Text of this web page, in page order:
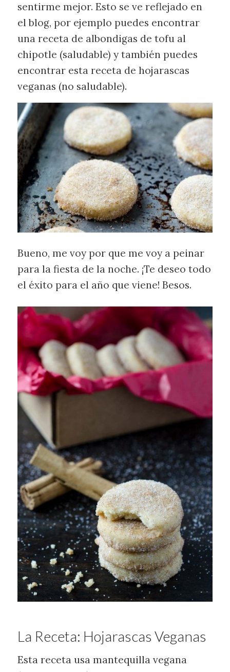
sentirme mejor. Esto se ve reflejado en
el blog, por ejemplo puedes encontrar
una receta de albondigas de tofu al
chipotle (saludable) y también puedes
encontrar esta receta de hojarascas
veganas (no saludable).
Bueno, me voy por que me voy a peinar
para la fiesta de la noche. ¡Te deseo todo
el éxito para el año que viene! Besos.
La Receta: Hojarascas Veganas
Esta receta usa mantequilla vegana